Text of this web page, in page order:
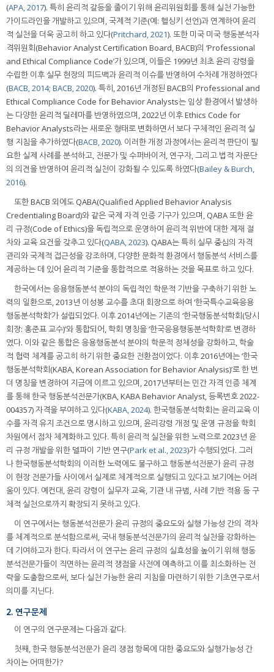
(APA, 2017). 특히 윤리적 갈등을 줄이기 위해 윤리위원회를 통해 실천 가능한
가이드라인을 개발하고 있으며, 국제적 기준(예: 헬싱키 선언)과 연계하여 윤리
적 실천을 더욱 공고히 하고 있다(Pritchard, 2021). 또한 미국 미국 행동분석자
격위원회(Behavior Analyst Certification Board, BACB)의 ‘Professional
and Ethical Compliance Code’가 있으며, 이들은 1999년 최초 윤리 강령을
수립한 이후 실무 현장의 피드백과 윤리적 이슈를 반영하여 수차례 개정하였다
(BACB, 2014; BACB, 2020). 특히, 2016년 개정된 BACB의 Professional and
Ethical Compliance Code for Behavior Analysts는 임상 환경에서 발생하
는 다양한 윤리적 딜레마를 반영하였으며, 2022년 이후 Ethics Code for
Behavior Analysts라는 새로운 형태로 변화하면서 보다 구체적인 윤리적 실
행 지침을 추가하였다(BACB, 2020). 이러한 개정 과정에서는 윤리적 판단이 필
요한 실제 사례를 분석하고, 전문가 및 수퍼바이저, 연구자, 그리고 법적 자문단
의 의견을 반영하여 윤리적 실천이 강화될 수 있도록 하였다(Bailey & Burch,
2016).
또한 BACB 외에도 QABA(Qualified Applied Behavior Analysis
Credentialing Board)와 같은 국제 자격 인증 기구가 있으며, QABA 또한 윤
리 규정(Code of Ethics)을 독립적으로 운영하여 윤리적 위반에 대한 제재 절
차와 교육 요건을 갖추고 있다(QABA, 2023). QABA는 특히 실무 중심의 자격
관리와 국제적 접근성을 강조하며, 다양한 문화적 환경에서 행동분석 서비스를
제공하는 데 있어 윤리적 기준을 통합적으로 적용하는 것을 목표로 하고 있다.
한국에서는 응용행동분석 분야의 독립적인 학문적 기반을 구축하기 위한 노
력의 일환으로, 2013년 이성봉 교수를 초대 회장으로 하여 ‘한국특수교육응용
행동분석학회’가 설립되었다. 이후 2014년에는 기존의 ‘한국행동분석학회(당시
회장: 홍준표 교수)’와 통합되어, 학회 명칭을 ‘한국응용행동분석학회’로 변경하
였다. 이와 같은 통합은 응용행동분석 분야의 학문적 정체성을 강화하고, 학술
적 협력 체계를 공고히 하기 위한 중요한 전환점이었다. 이후 2016년에는 ‘한국
행동분석학회(KABA, Korean Association for Behavior Analysis)’로 한 번
더 명칭을 변경하여 지금에 이르고 있으며, 2017년부터는 민간 자격 인증 체계
를 통해 한국 행동분석전문가(KBA, KABA Behavior Analyst, 등록번호 2022-
004357) 자격을 부여하고 있다(KABA, 2024). 한국행동분석학회는 윤리교육 이
수를 자격 유지 조건으로 명시하고 있으며, 윤리강령 개정 및 운영 규정을 학회
차원에서 점차 체계화하고 있다. 특히 윤리적 실천을 위한 노력으로 2023년 윤
리 규정 개발을 위한 델파이 기반 연구(Park et al., 2023)가 수행되었다. 그러
나 한국행동분석학회의 이러한 노력에도 불구하고 행동분석전문가 윤리 규정
이 현장 전문가들 사이에서 실제로 체계적으로 실행되고 있다고 보기에는 어려
움이 있다. 예컨대, 윤리 강령이 실무자 교육, 기관 내 규범, 사례 기반 적용 등 구
체적 실천으로까지 확장되지 못하고 있다.
이 연구에서는 행동분석전문가 윤리 규정의 중요도와 실행 가능성 간의 격차
를 체계적으로 분석함으로써, 국내 행동분석전문가의 윤리적 실천을 강화하는
데 기여하고자 한다. 따라서 이 연구는 윤리 규정의 실효성을 높이기 위해 행동
분석전문가들이 직면하는 윤리적 쟁점을 사전에 예측하고 이를 최소화하는 전
략을 도출함으로써, 보다 실천 가능한 윤리 지침을 마련하기 위한 기초연구로서
의미를 지닌다.
2. 연구문제
이 연구의 연구문제는 다음과 같다.
첫째, 한국 행동분석전문가 윤리 쟁점 항목에 대한 중요도와 실행가능성 간
차이는 어떠한가?